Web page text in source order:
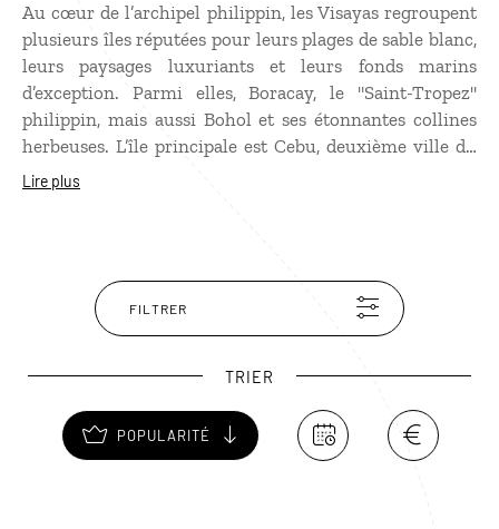
Au cœur de l’archipel philippin, les Visayas regroupent
plusieurs îles réputées pour leurs plages de sable blanc,
leurs paysages luxuriants et leurs fonds marins
d’exception. Parmi elles, Boracay, le "Saint-Tropez"
philippin, mais aussi Bohol et ses étonnantes collines
herbeuses. L’île principale est Cebu, deuxième ville du
pays, tandis que Negros conserve de magnifiques
Cabilao, Panglao et Balicasag.
Lire plus
FILTRER
TRIER
POPULARITÉ